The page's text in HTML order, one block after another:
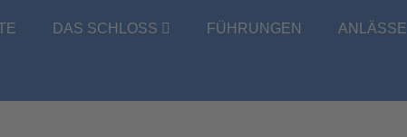
DAS SCHLOSS FÜHRUNGEN ANLÄSSE